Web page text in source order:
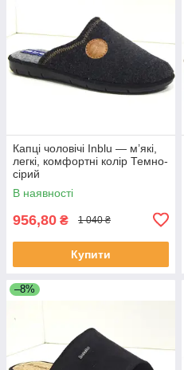
Капці чоловічі Inblu — м’які,
легкі, комфортні колір Темно-
сірий
В наявності
956,80 ₴ 1 040 ₴
Купити
–8%